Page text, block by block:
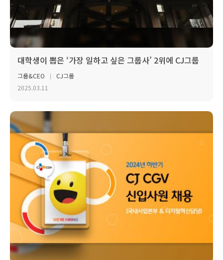
대학생이 뽑은 ‘가장 일하고 싶은 그룹사’ 2위에 CJ그룹
그룹&CEO
CJ그룹
2025.03.11